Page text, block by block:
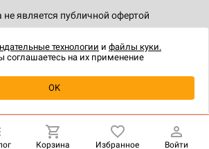
Уведомить о наличии
является публичной офертой
Корзина Избранное Войти
технологии и файлы куки.
соглашаетесь на их применение
OK